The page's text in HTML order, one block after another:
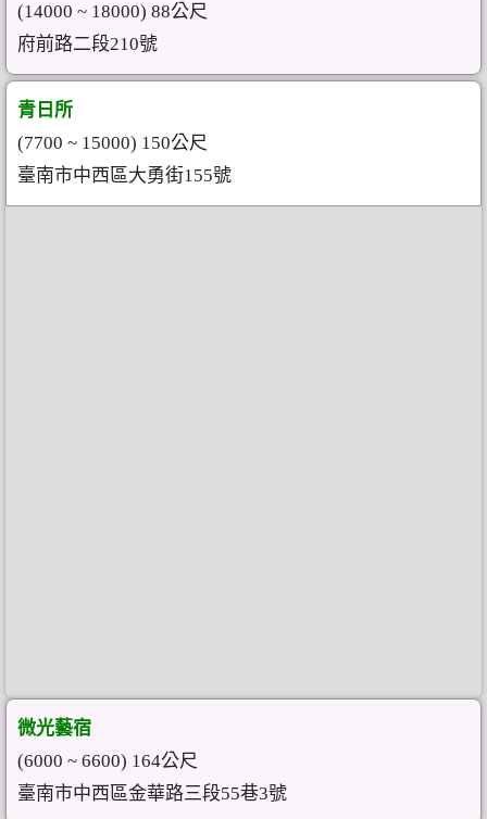
(14000 ~ 18000) 88公尺
府前路二段210號
青日所
(7700 ~ 15000) 150公尺
臺南市中西區大勇街155號
微光藝宿
(6000 ~ 6600) 164公尺
臺南市中西區金華路三段55巷3號